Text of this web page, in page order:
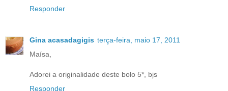
Responder
Gina acasadagigis terça-feira, maio 17, 2011
Maísa,
Adorei a originalidade deste bolo 5*, bjs
Responder